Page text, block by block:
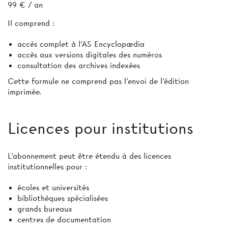
99 € / an
Il comprend :
accès complet à l’AS Encyclopædia
accès aux versions digitales des numéros
consultation des archives indexées
Cette formule ne comprend pas l’envoi de l'édition
imprimée.
Licences pour institutions
L’abonnement peut être étendu à des licences
institutionnelles pour :
écoles et universités
bibliothèques spécialisées
grands bureaux
centres de documentation